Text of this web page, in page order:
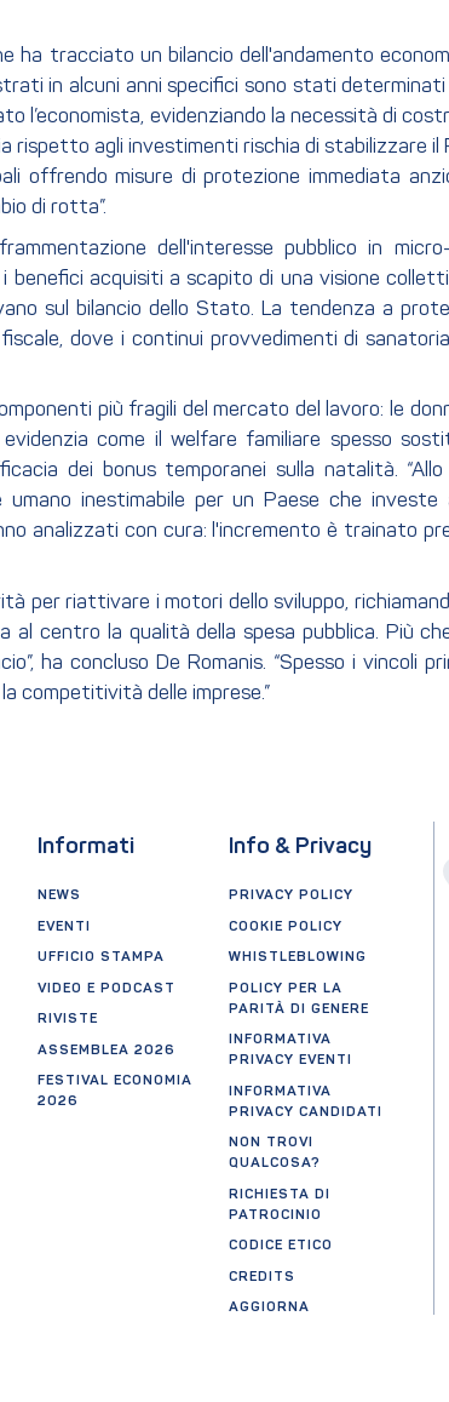
tracciato un bilancio dell'andamento
in alcuni anni specifici sono stati
evidenziando la necessità di
rispetto agli investimenti rischia di stabilizzare
offrendo misure di protezione immediata
di rotta”.
dell'interesse pubblico in
acquisiti a scapito di una visione
sul bilancio dello Stato. La tendenza a
dove i continui provvedimenti di
più fragili del mercato del lavoro: le
come il welfare familiare spesso
dei bonus temporanei sulla natalità.
inestimabile per un Paese che
analizzati con cura: l'incremento è trainato
per riattivare i motori dello sviluppo,
centro la qualità della spesa pubblica. Più
ha concluso De Romanis. “Spesso i vincoli
competitività delle imprese.”
Informati
NEWS
EVENTI
UFFICIO STAMPA
VIDEO E PODCAST
RIVISTE
ASSEMBLEA 2026
FESTIVAL ECONOMIA
2026
Info & Privacy
PRIVACY POLICY
COOKIE POLICY
WHISTLEBLOWING
POLICY PER LA
PARITÀ DI GENERE
INFORMATIVA
PRIVACY EVENTI
INFORMATIVA
PRIVACY CANDIDATI
NON TROVI
QUALCOSA?
RICHIESTA DI
PATROCINIO
CODICE ETICO
CREDITS
AGGIORNA